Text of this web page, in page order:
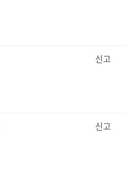
신고
신고